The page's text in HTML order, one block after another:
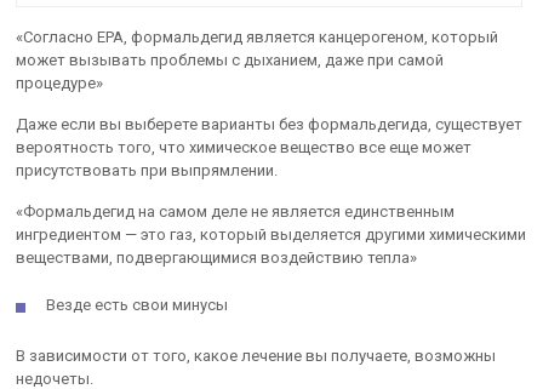
«Согласно EPA, формальдегид является канцерогеном, который
может вызывать проблемы с дыханием, даже при самой
процедуре»
Даже если вы выберете варианты без формальдегида, существует
вероятность того, что химическое вещество все еще может
присутствовать при выпрямлении.
«Формальдегид на самом деле не является единственным
ингредиентом — это газ, который выделяется другими химическими
веществами, подвергающимися воздействию тепла»
Везде есть свои минусы
В зависимости от того, какое лечение вы получаете, возможны
недочеты.